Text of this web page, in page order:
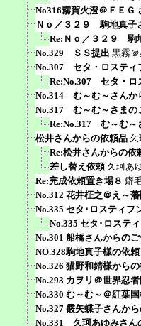
No316霧賀火澄＠ＦＥＧ
Ｎｏ／３２９ 駒地真子
Re:Ｎｏ／３２９ 駒
No.329 ＳＳ提出 黒霧
No.307 セタ・ロスティ
Re:No.307 セタ・ロ
No.314 む～む～さんか
No.317 む～む～さまの
Re:No.317 む～む～
松井さんからの依頼品 久
Re:松井さんからの依
差し替え依頼 久珂あ
Re:完成依頼置き場８ 癖
No.312 花井柾之＠え～
No.335 セタ･ロスティフ
No.335 セタ･ロステ
No.301 船橋さんからの
NO.328駒地真子様の依頼
No.326 猫野和錆様から
No.293 カヲリ＠世界忍
No.330 む～む～＠紅葉
No.327 霰矢蝶子さんか
No.331 久珂あゆみさん